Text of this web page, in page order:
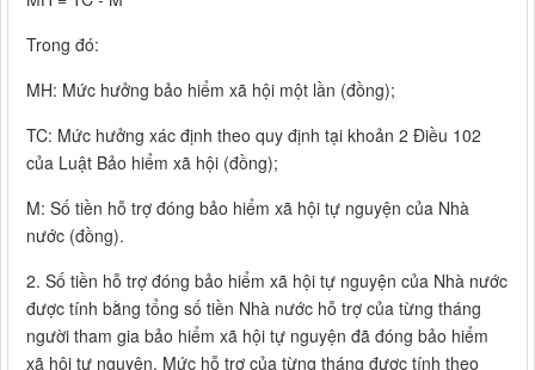
Trong đó:
MH: Mức hưởng bảo hiểm xã hội một lần (đồng);
TC: Mức hưởng xác định theo quy định tại khoản 2 Điều 102
của Luật Bảo hiểm xã hội (đồng);
M: Số tiền hỗ trợ đóng bảo hiểm xã hội tự nguyện của Nhà
nước (đồng).
2. Số tiền hỗ trợ đóng bảo hiểm xã hội tự nguyện của Nhà nước
được tính bằng tổng số tiền Nhà nước hỗ trợ của từng tháng
người tham gia bảo hiểm xã hội tự nguyện đã đóng bảo hiểm
xã hội tự nguyện. Mức hỗ trợ của từng tháng được tính theo